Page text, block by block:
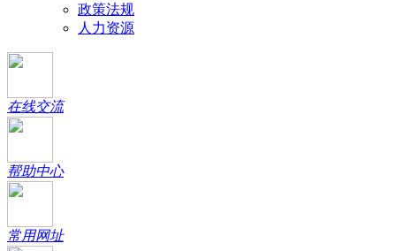
政策法规
人力资源
在线交流
帮助中心
常用网址